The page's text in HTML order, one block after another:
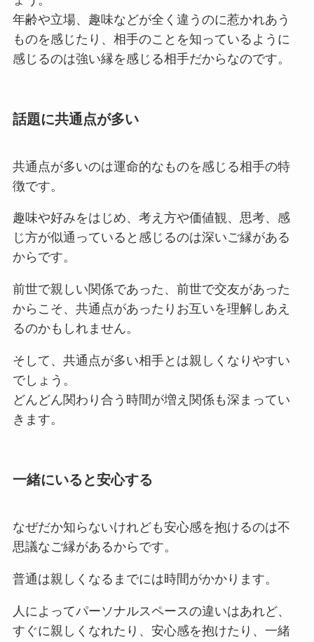
年齢や立場、趣味などが全く違うのに惹かれあう
ものを感じたり、相手のことを知っているように
感じるのは強い縁を感じる相手だからなのです。
話題に共通点が多い
共通点が多いのは運命的なものを感じる相手の特
徴です。
趣味や好みをはじめ、考え方や価値観、思考、感
じ方が似通っていると感じるのは深いご縁がある
からです。
前世で親しい関係であった、前世で交友があった
からこそ、共通点があったりお互いを理解しあえ
るのかもしれません。
そして、共通点が多い相手とは親しくなりやすい
でしょう。
どんどん関わり合う時間が増え関係も深まってい
きます。
一緒にいると安心する
なぜだか知らないけれども安心感を抱けるのは不
思議なご縁があるからです。
普通は親しくなるまでには時間がかかります。
人によってパーソナルスペースの違いはあれど、
すぐに親しくなれたり、安心感を抱けたり、一緒